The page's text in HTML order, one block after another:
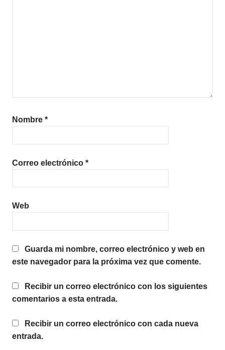
Nombre *
Correo electrónico *
Web
Guarda mi nombre, correo electrónico y web en
este navegador para la próxima vez que comente.
Recibir un correo electrónico con los siguientes
comentarios a esta entrada.
Recibir un correo electrónico con cada nueva
entrada.